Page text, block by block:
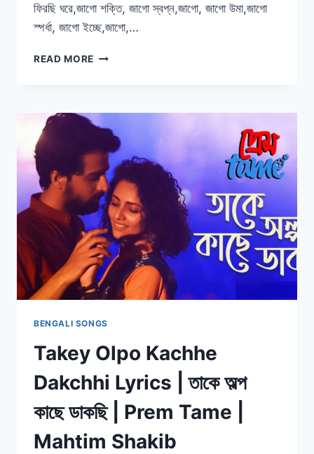
ফিরছি ঘরে,জাগো শক্তি, জাগো স্বপ্ন,জাগো, জাগো উমা,জাগো
স্পর্ধা, জাগো ইচ্ছে,জাগো,…
READ MORE AGOMONIR
(আগমনীর
গান)
ANUPAM
ROY
|
DURGA
PUJA
SONG
|
BENGALI SONGS
Takey Olpo Kachhe
Dakchhi Lyrics | তাকে অল্প
কাছে ডাকছি | Prem Tame |
Mahtim Shakib